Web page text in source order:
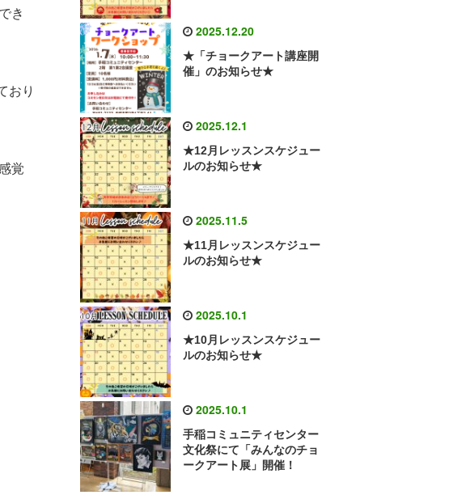
き
おり
覚
2025.12.20
★「チョークアート講座開
催」のお知らせ★
2025.12.1
★12月レッスンスケジュー
ルのお知らせ★
2025.11.5
★11月レッスンスケジュー
ルのお知らせ★
2025.10.1
★10月レッスンスケジュー
ルのお知らせ★
2025.10.1
手稲コミュニティセンター
文化祭にて「みんなのチョ
ークアート展」開催！